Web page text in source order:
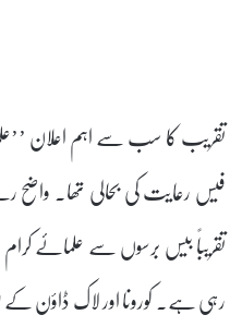
تقریب کا سب سے اہم اعلان
فیس رعایت کی بحالی تھا۔ واضح
تقریباً بیس برسوں سے علمائے
رہی ہے۔ کورونا اور لاک ڈاؤن